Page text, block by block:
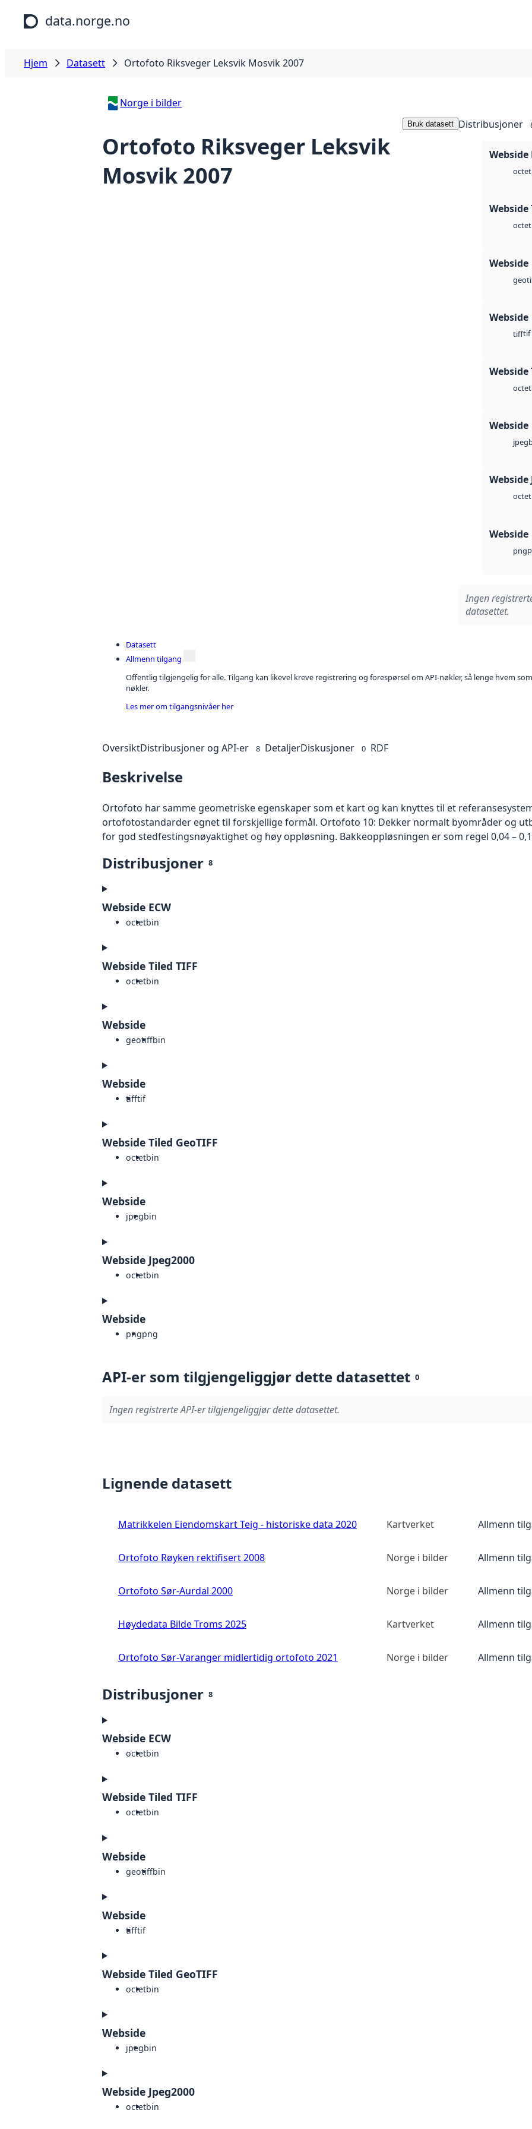
Hopp til hovedinnhold
data.norge.no
Hjem Datasett Ortofoto Riksveger Leksvik Mosvik 2007
Norge i bilder
Ortofoto Riksveger Leksvik
Mosvik 2007
Bruk datasett Distribusjoner
Webside
octet
Webside
octet
Webside
Webside
tifftif
Webside
octet
Webside
jpeg
Webside
octet
Webside
png
Ingen
datasettet.
Datasett
Allmenn tilgang
Offentlig tilgjengelig for alle. Tilgang kan likevel kreve registrering og forespørsel om API-nøkler, så lenge hvem
nøkler.
Les mer om tilgangsnivåer her
OversiktDistribusjoner og API-er 8 DetaljerDiskusjoner 0 RDF
Beskrivelse
Ortofoto har samme geometriske egenskaper som et kart og kan knyttes til et
ortofotostandarder egnet til forskjellige formål. Ortofoto 10: Dekker normalt byområder og
for god stedfestingsnøyaktighet og høy oppløsning. Bakkeoppløsningen er som regel 0,04 –
Distribusjoner 8
Webside ECW
octetbin
Webside Tiled TIFF
octetbin
Webside
geotiffbin
Webside
tifftif
Webside Tiled GeoTIFF
octetbin
Webside
jpegbin
Webside Jpeg2000
octetbin
Webside
pngpng
API-er som tilgjengeliggjør dette datasettet 0
Ingen registrerte API-er tilgjengeliggjør dette datasettet.
Lignende datasett
Matrikkelen Eiendomskart Teig - historiske data 2020 Kartverket Allmenn
Ortofoto Røyken rektifisert 2008 Norge i bilder Allmenn
Ortofoto Sør-Aurdal 2000 Norge i bilder Allmenn
Høydedata Bilde Troms 2025 Kartverket Allmenn
Ortofoto Sør-Varanger midlertidig ortofoto 2021 Norge i bilder Allmenn
Distribusjoner 8
Webside ECW
octetbin
Webside Tiled TIFF
octetbin
Webside
geotiffbin
Webside
tifftif
Webside Tiled GeoTIFF
octetbin
Webside
jpegbin
Webside Jpeg2000
octetbin